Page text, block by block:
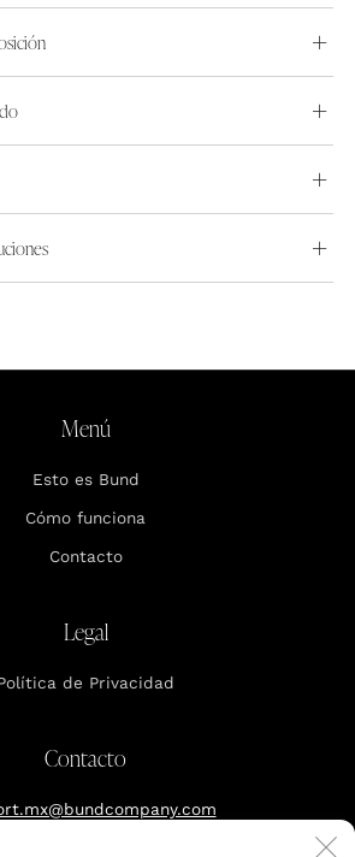
Menú
Esto es Bund
Cómo funciona
Contacto
Legal
de Privacidad
Contacto